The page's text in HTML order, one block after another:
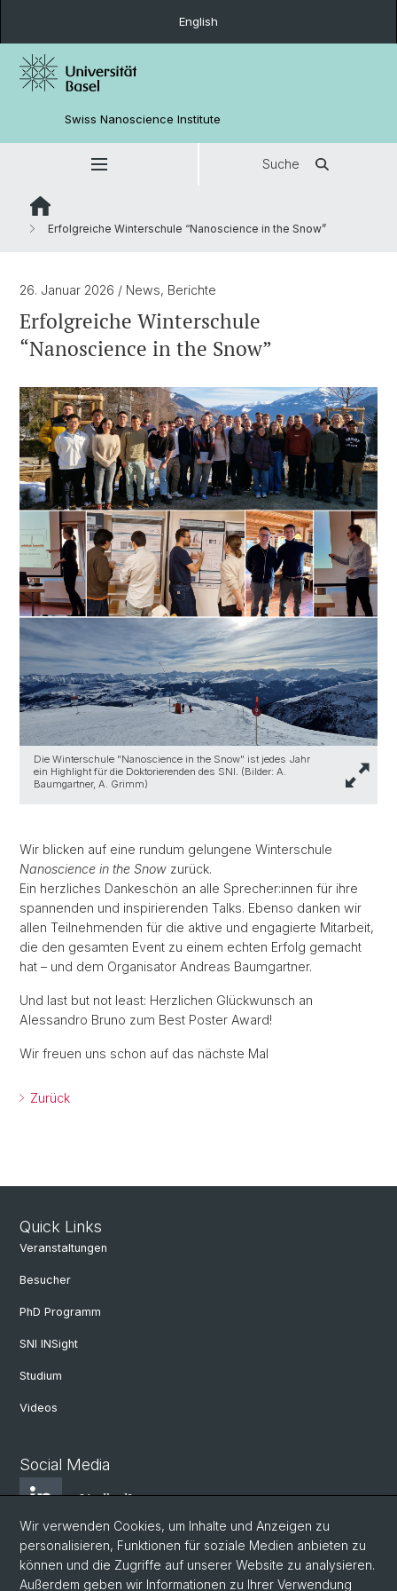
English
Swiss Nanoscience Institute
Suche
Erfolgreiche Winterschule “Nanoscience in the Snow”
26. Januar 2026 / News, Berichte
Erfolgreiche Winterschule
“Nanoscience in the Snow”
Die Winterschule "Nanoscience in the Snow" ist jedes Jahr
ein Highlight für die Doktorierenden des SNI. (Bilder: A.
Baumgartner, A. Grimm)
Wir blicken auf eine rundum gelungene Winterschule
Nanoscience in the Snow zurück.
Ein herzliches Dankeschön an alle Sprecher:innen für ihre
spannenden und inspirierenden Talks. Ebenso danken wir
allen Teilnehmenden für die aktive und engagierte Mitarbeit,
die den gesamten Event zu einem echten Erfolg gemacht
hat – und dem Organisator Andreas Baumgartner.
Und last but not least: Herzlichen Glückwunsch an
Alessandro Bruno zum Best Poster Award!
Wir freuen uns schon auf das nächste Mal
Zurück
Quick Links
Veranstaltungen
Besucher
PhD Programm
SNI INSight
Studium
Videos
Social Media
LindkedIn
BlueSky
Wir verwenden Cookies, um Inhalte und Anzeigen zu
personalisieren, Funktionen für soziale Medien anbieten zu
können und die Zugriffe auf unserer Website zu analysieren.
Außerdem geben wir Informationen zu Ihrer Verwendung